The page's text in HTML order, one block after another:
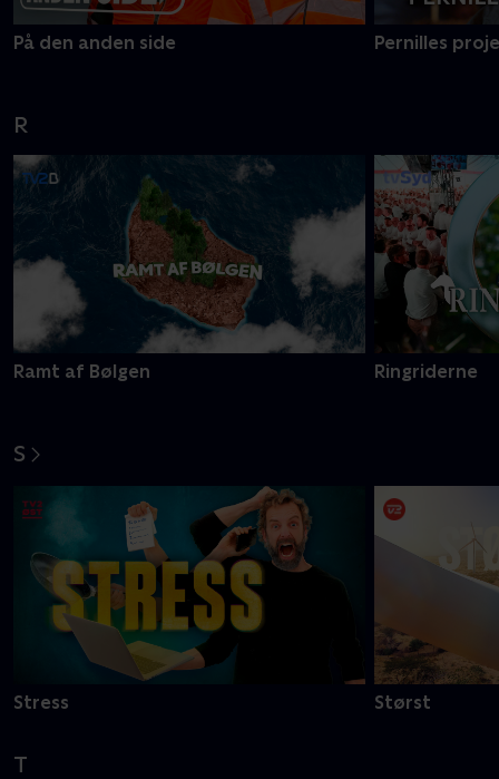
På den anden side Pernilles
R
Ramt af Bølgen Ringriderne
S
Stress Størst
T